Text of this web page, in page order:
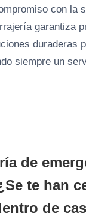
con la
garantiza
duraderas
siempre un
de
te han
de